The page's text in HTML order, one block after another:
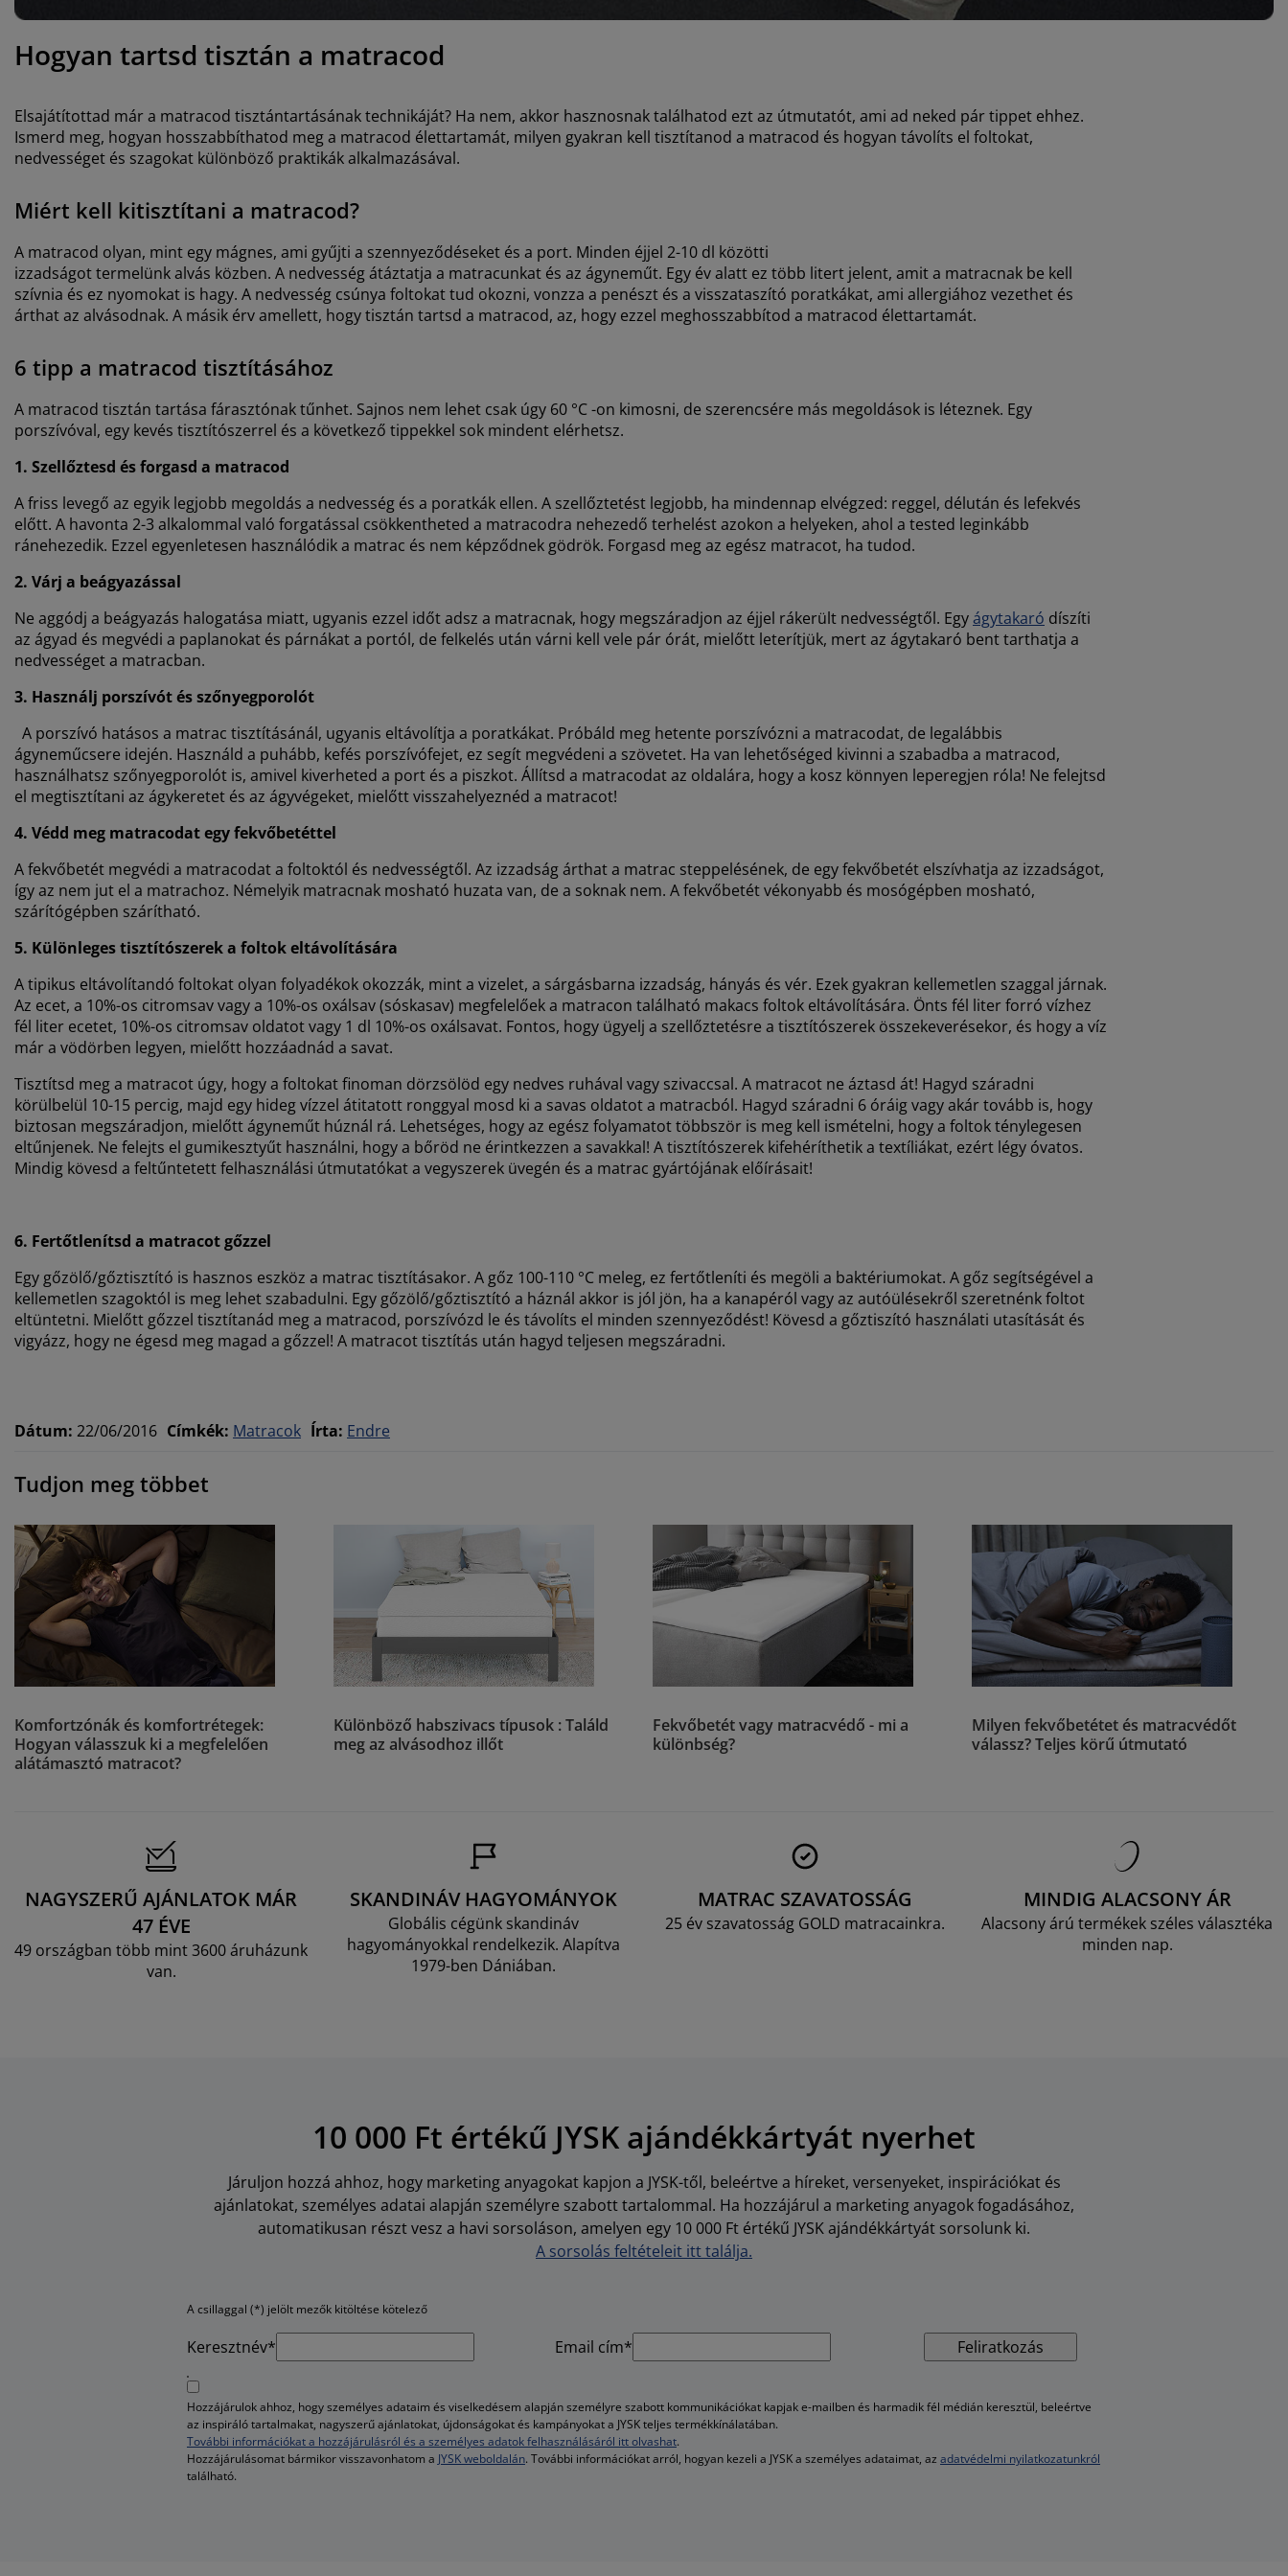
Hogyan tartsd tisztán a matracod
Elsajátítottad már a matracod tisztántartásának technikáját? Ha nem, akkor hasznosnak találhatod ezt az útmutatót, ami ad neked pár tippet ehhez.
Ismerd meg, hogyan hosszabbíthatod meg a matracod élettartamát, milyen gyakran kell tisztítanod a matracod és hogyan távolíts el foltokat,
nedvességet és szagokat különböző praktikák alkalmazásával.
Miért kell kitisztítani a matracod?
A matracod olyan, mint egy mágnes, ami gyűjti a szennyeződéseket és a port. Minden éjjel 2-10 dl közötti
izzadságot termelünk alvás közben. A nedvesség átáztatja a matracunkat és az ágyneműt. Egy év alatt ez több litert jelent, amit a matracnak be kell
szívnia és ez nyomokat is hagy. A nedvesség csúnya foltokat tud okozni, vonzza a penészt és a visszataszító poratkákat, ami allergiához vezethet és
árthat az alvásodnak. A másik érv amellett, hogy tisztán tartsd a matracod, az, hogy ezzel meghosszabbítod a matracod élettartamát.
6 tipp a matracod tisztításához
A matracod tisztán tartása fárasztónak tűnhet. Sajnos nem lehet csak úgy 60 °C -on kimosni, de szerencsére más megoldások is léteznek. Egy
porszívóval, egy kevés tisztítószerrel és a következő tippekkel sok mindent elérhetsz.
1. Szellőztesd és forgasd a matracod
A friss levegő az egyik legjobb megoldás a nedvesség és a poratkák ellen. A szellőztetést legjobb, ha mindennap elvégzed: reggel, délután és lefekvés
előtt. A havonta 2-3 alkalommal való forgatással csökkentheted a matracodra nehezedő terhelést azokon a helyeken, ahol a tested leginkább
ránehezedik. Ezzel egyenletesen használódik a matrac és nem képződnek gödrök. Forgasd meg az egész matracot, ha tudod.
2. Várj a beágyazással
Ne aggódj a beágyazás halogatása miatt, ugyanis ezzel időt adsz a matracnak, hogy megszáradjon az éjjel rákerült nedvességtől. Egyágytakaró díszíti
az ágyad és megvédi a paplanokat és párnákat a portól, de felkelés után várni kell vele pár órát, mielőtt leterítjük, mert az ágytakaró bent tarthatja a
nedvességet a matracban.
3. Használj porszívót és szőnyegporolót
A porszívó hatásos a matrac tisztításánál, ugyanis eltávolítja a poratkákat. Próbáld meg hetente porszívózni a matracodat, de legalábbis
ágyneműcsere idején. Használd a puhább, kefés porszívófejet, ez segít megvédeni a szövetet. Ha van lehetőséged kivinni a szabadba a matracod,
használhatsz szőnyegporolót is, amivel kiverheted a port és a piszkot. Állítsd a matracodat az oldalára, hogy a kosz könnyen leperegjen róla! Ne felejtsd
el megtisztítani az ágykeretet és az ágyvégeket, mielőtt visszahelyeznéd a matracot!
4. Védd meg matracodat egy fekvőbetéttel
A fekvőbetét megvédi a matracodat a foltoktól és nedvességtől. Az izzadság árthat a matrac steppelésének, de egy fekvőbetét elszívhatja az izzadságot,
így az nem jut el a matrachoz. Némelyik matracnak mosható huzata van, de a soknak nem. A fekvőbetét vékonyabb és mosógépben mosható,
szárítógépben szárítható.
5. Különleges tisztítószerek a foltok eltávolítására
A tipikus eltávolítandó foltokat olyan folyadékok okozzák, mint a vizelet, a sárgásbarna izzadság, hányás és vér. Ezek gyakran kellemetlen szaggal járnak.
Az ecet, a 10%-os citromsav vagy a 10%-os oxálsav (sóskasav) megfelelőek a matracon található makacs foltok eltávolítására. Önts fél liter forró vízhez
fél liter ecetet, 10%-os citromsav oldatot vagy 1 dl 10%-os oxálsavat. Fontos, hogy ügyelj a szellőztetésre a tisztítószerek összekeverésekor, és hogy a víz
már a vödörben legyen, mielőtt hozzáadnád a savat.
Tisztítsd meg a matracot úgy, hogy a foltokat finoman dörzsölöd egy nedves ruhával vagy szivaccsal. A matracot ne áztasd át! Hagyd száradni
körülbelül 10-15 percig, majd egy hideg vízzel átitatott ronggyal mosd ki a savas oldatot a matracból. Hagyd száradni 6 óráig vagy akár tovább is, hogy
biztosan megszáradjon, mielőtt ágyneműt húznál rá. Lehetséges, hogy az egész folyamatot többször is meg kell ismételni, hogy a foltok ténylegesen
eltűnjenek. Ne felejts el gumikesztyűt használni, hogy a bőröd ne érintkezzen a savakkal! A tisztítószerek kifehéríthetik a textíliákat, ezért légy óvatos.
Mindig kövesd a feltűntetett felhasználási útmutatókat a vegyszerek üvegén és a matrac gyártójának előírásait!
6. Fertőtlenítsd a matracot gőzzel
Egy gőzölő/gőztisztító is hasznos eszköz a matrac tisztításakor. A gőz 100-110 °C meleg, ez fertőtleníti és megöli a baktériumokat. A gőz segítségével a
kellemetlen szagoktól is meg lehet szabadulni. Egy gőzölő/gőztisztító a háznál akkor is jól jön, ha a kanapéról vagy az autóülésekről szeretnénk foltot
eltüntetni. Mielőtt gőzzel tisztítanád meg a matracod, porszívózd le és távolíts el minden szennyeződést! Kövesd a gőztiszító használati utasítását és
vigyázz, hogy ne égesd meg magad a gőzzel! A matracot tisztítás után hagyd teljesen megszáradni.
Dátum: 22/06/2016 Címkék: Matracok Írta: Endre
Tudjon meg többet
Komfortzónák és komfortrétegek:
Hogyan válasszuk ki a megfelelően
alátámasztó matracot?
Különböző habszivacs típusok : Találd
meg az alvásodhoz illőt
Fekvőbetét vagy matracvédő - mi a
különbség?
Milyen fekvőbetétet és matracvédőt
válassz? Teljes körű útmutató
NAGYSZERŰ AJÁNLATOK MÁR
47 ÉVE
49 országban több mint 3600 áruházunk
van.
SKANDINÁV HAGYOMÁNYOK
Globális cégünk skandináv
hagyományokkal rendelkezik. Alapítva
1979-ben Dániában.
MATRAC SZAVATOSSÁG
25 év szavatosság GOLD matracainkra.
MINDIG ALACSONY ÁR
Alacsony árú termékek széles választéka
minden nap.
10 000 Ft értékű JYSK ajándékkártyát nyerhet
Járuljon hozzá ahhoz, hogy marketing anyagokat kapjon a JYSK-től, beleértve a híreket, versenyeket, inspirációkat és
ajánlatokat, személyes adatai alapján személyre szabott tartalommal. Ha hozzájárul a marketing anyagok fogadásához,
automatikusan részt vesz a havi sorsoláson, amelyen egy 10 000 Ft értékű JYSK ajándékkártyát sorsolunk ki.
A sorsolás feltételeit itt találja.
A csillaggal (*) jelölt mezők kitöltése kötelező
Keresztnév* Email cím* Feliratkozás
Hozzájárulok ahhoz, hogy személyes adataim és viselkedésem alapján személyre szabott kommunikációkat kapjak e-mailben és harmadik fél médián keresztül, beleértve
az inspiráló tartalmakat, nagyszerű ajánlatokat, újdonságokat és kampányokat a JYSK teljes termékkínálatában.
További információkat a hozzájárulásról és a személyes adatok felhasználásáról itt olvashat.
Hozzájárulásomat bármikor visszavonhatom a JYSK weboldalán. További információkat arról, hogyan kezeli a JYSK a személyes adataimat, az adatvédelmi nyilatkozatunkról
található.